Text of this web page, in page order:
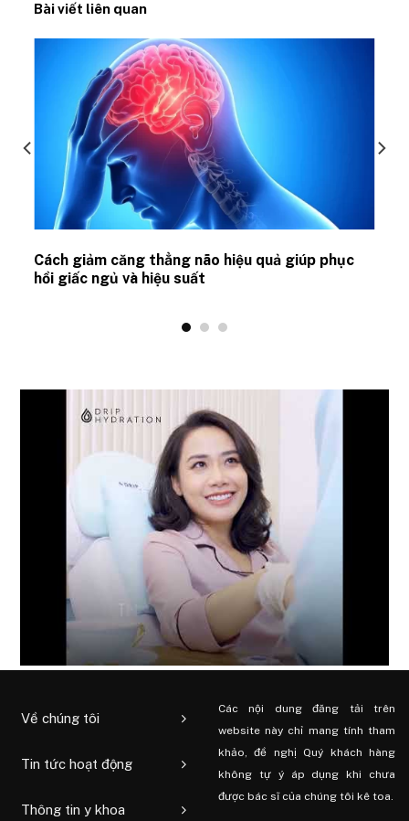
Bài viết liên quan
Cách giảm căng thẳng não hiệu quả giúp phục
hồi giấc ngủ và hiệu suất
Về chúng tôi
Tin tức hoạt động
Thông tin y khoa
Các nội dung đăng tải trên
website này chỉ mang tính tham
khảo, đề nghị Quý khách hàng
không tự ý áp dụng khi chưa
được bác sĩ của chúng tôi kê toa.